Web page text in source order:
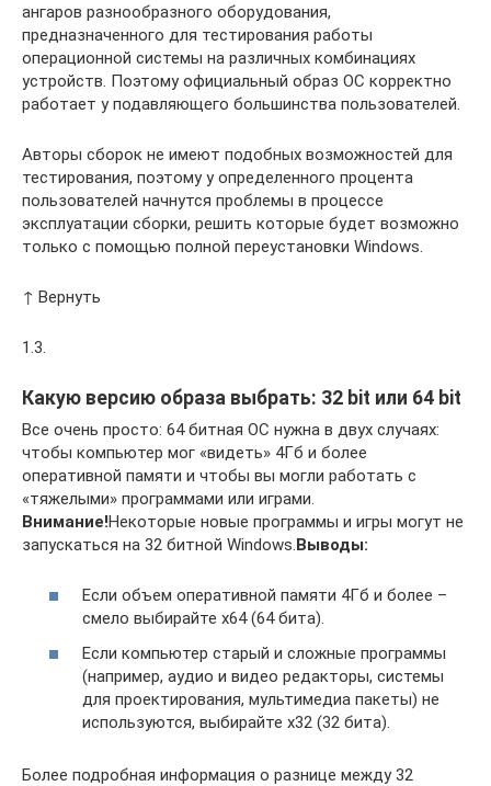
ангаров разнообразного оборудования,
предназначенного для тестирования работы
операционной системы на различных комбинациях
устройств. Поэтому официальный образ ОС корректно
работает у подавляющего большинства пользователей.
Авторы сборок не имеют подобных возможностей для
тестирования, поэтому у определенного процента
пользователей начнутся проблемы в процессе
эксплуатации сборки, решить которые будет возможно
только с помощью полной переустановки Windows.
↑ Вернуть
1.3.
Какую версию образа выбрать: 32 bit или 64 bit
Все очень просто: 64 битная ОС нужна в двух случаях:
чтобы компьютер мог «видеть» 4Гб и более
оперативной памяти и чтобы вы могли работать с
«тяжелыми» программами или играми.
Внимание!Некоторые новые программы и игры могут не
запускаться на 32 битной Windows. Выводы:
Если объем оперативной памяти 4Гб и более –
смело выбирайте x64 (64 бита).
Если компьютер старый и сложные программы
(например, аудио и видео редакторы, системы
для проектирования, мультимедиа пакеты) не
используются, выбирайте x32 (32 бита).
Более подробная информация о разнице между 32